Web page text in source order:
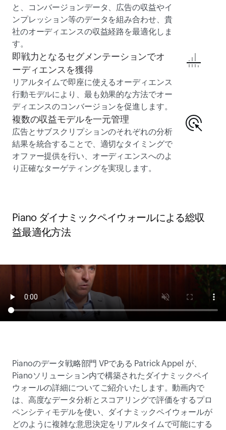
と、コンバージョンデータ、広告の収益やイ
ンプレッション等のデータを組み合わせ、貴
社のオーディエンスの収益経路を最適化しま
す。
即戦力となるセグメンテーションでオ
ーディエンスを獲得
リアルタイムで即座に使えるオーディエンス
行動モデルにより、最も効果的な方法でオー
複数の収益モデルを一元管理
広告とサブスクリプションのそれぞれの分析
結果を統合することで、適切なタイミングで
オファー提供を行い、オーディエンスへのよ
り正確なターゲティングを実現します。
Piano ダイナミックペイウォールによる総収
益最適化方法
Pianoのデータ戦略部門 VPである Patrick Appel が、
Pianoソリューション内で構築されたダイナミックペイ
ウォールの詳細についてご紹介いたします。動画内で
は、高度なデータ分析とスコアリングで評価をするプロ
ペンシティモデルを使い、ダイナミックペイウォールが
どのように複雑な意思決定をリアルタイムで可能にする